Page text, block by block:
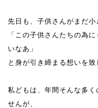
先日も、子供さんがまだ小
「この子供さんたちの為
いなあ」
と身が引き締まる想いを致
私どもは、年間そんな多
せんが、